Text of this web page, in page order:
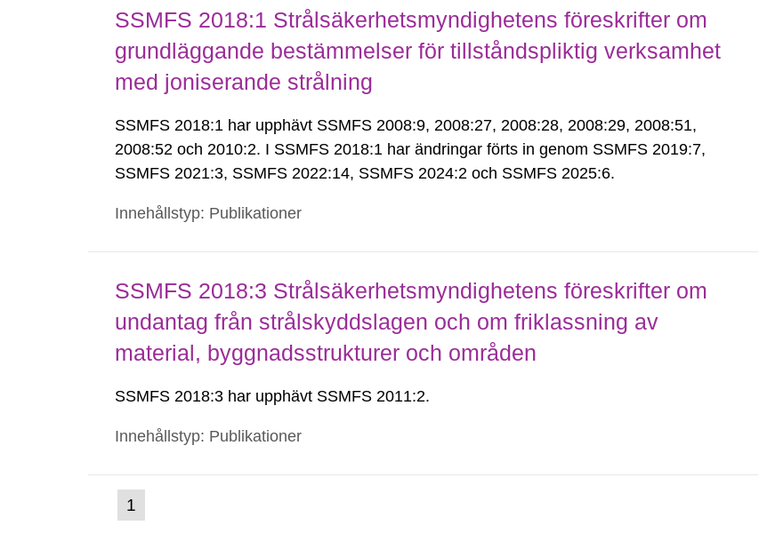
SSMFS 2018:1 Strålsäkerhetsmyndighetens föreskrifter om
grundläggande bestämmelser för tillståndspliktig verksamhet
med joniserande strålning
SSMFS 2018:1 har upphävt SSMFS 2008:9, 2008:27, 2008:28, 2008:29, 2008:51,
2008:52 och 2010:2. I SSMFS 2018:1 har ändringar förts in genom SSMFS 2019:7,
SSMFS 2021:3, SSMFS 2022:14, SSMFS 2024:2 och SSMFS 2025:6.
Innehållstyp: Publikationer
SSMFS 2018:3 Strålsäkerhetsmyndighetens föreskrifter om
undantag från strålskyddslagen och om friklassning av
material, byggnadsstrukturer och områden
SSMFS 2018:3 har upphävt SSMFS 2011:2.
Innehållstyp: Publikationer
Gå
till
1